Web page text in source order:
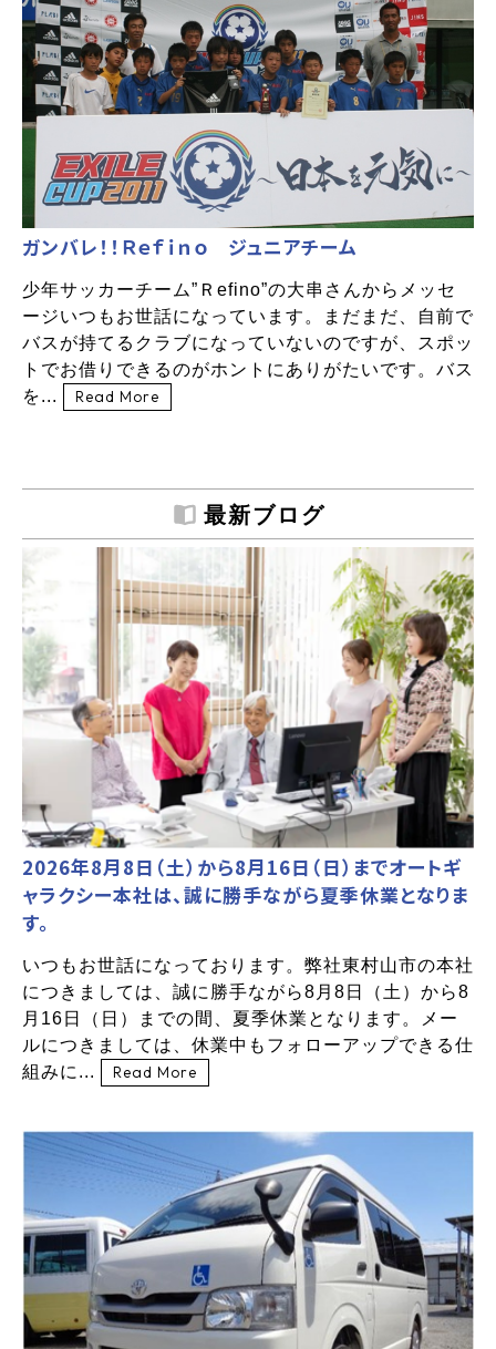
ガンバレ！！Ｒｅｆｉｎｏ ジュニアチーム
少年サッカーチーム”Ｒefino”の大串さんからメッセ
ージいつもお世話になっています。まだまだ、自前で
バスが持てるクラブになっていないのですが、スポッ
トでお借りできるのがホントにありがたいです。バス
を...
Read More
最新ブログ
2026年8月8日（土）から8月16日（日）までオートギ
ャラクシー本社は、誠に勝手ながら夏季休業となりま
す。
いつもお世話になっております。弊社東村山市の本社
につきましては、誠に勝手ながら8月8日（土）から8
月16日（日）までの間、夏季休業となります。メー
ルにつきましては、休業中もフォローアップできる仕
組みに...
Read More